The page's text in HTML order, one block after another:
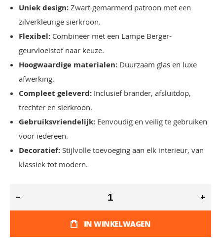
Uniek design: Zwart gemarmerd patroon met een
zilverkleurige sierkroon.
Flexibel: Combineer met een Lampe Berger-
geurvloeistof naar keuze.
Hoogwaardige materialen: Duurzaam glas en luxe
afwerking.
Compleet geleverd: Inclusief brander, afsluitdop,
trechter en sierkroon.
Gebruiksvriendelijk: Eenvoudig en veilig te gebruiken
voor iedereen.
Decoratief: Stijlvolle toevoeging aan elk interieur, van
klassiek tot modern.
IN WINKELWAGEN